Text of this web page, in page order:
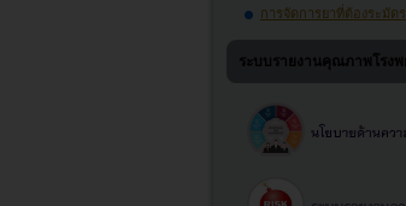
การจัดการยาที่ต้องระมัด
ระบบรายงานคุณภาพโรง